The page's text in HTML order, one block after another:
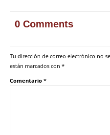
0 Comments
Tu dirección de correo electrónico no
están marcados con *
Comentario *